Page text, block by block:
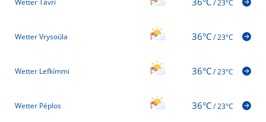
/23°C
Wetter Vrysoúla 36°C/23°C
Wetter Lefkímmi 36°C/23°C
Wetter Péplos 36°C/23°C